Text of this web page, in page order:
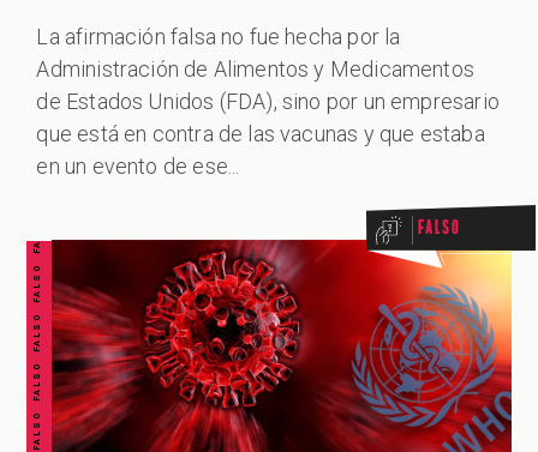
La afirmación falsa no fue hecha por la
Administración de Alimentos y Medicamentos
de Estados Unidos (FDA), sino por un empresario
que está en contra de las vacunas y que estaba
en un evento de ese...
FALSO FALSO FALSO FALSO FALSO FALSO FALSO Falso